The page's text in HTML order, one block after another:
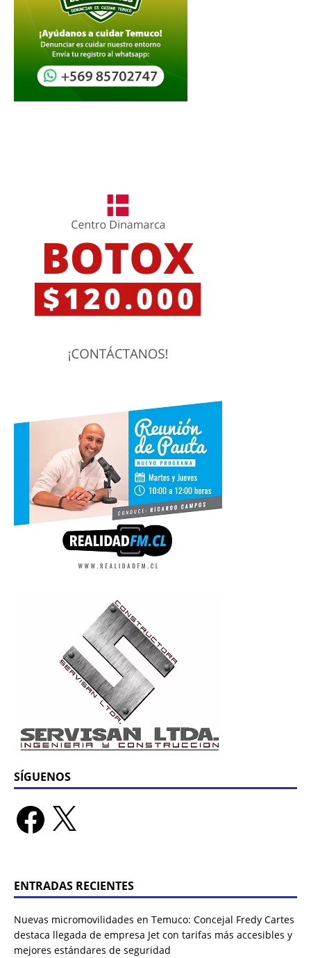
SÍGUENOS
ENTRADAS RECIENTES
Nuevas micromovilidades en Temuco: Concejal Fredy Cartes
destaca llegada de empresa Jet con tarifas más accesibles y
mejores estándares de seguridad